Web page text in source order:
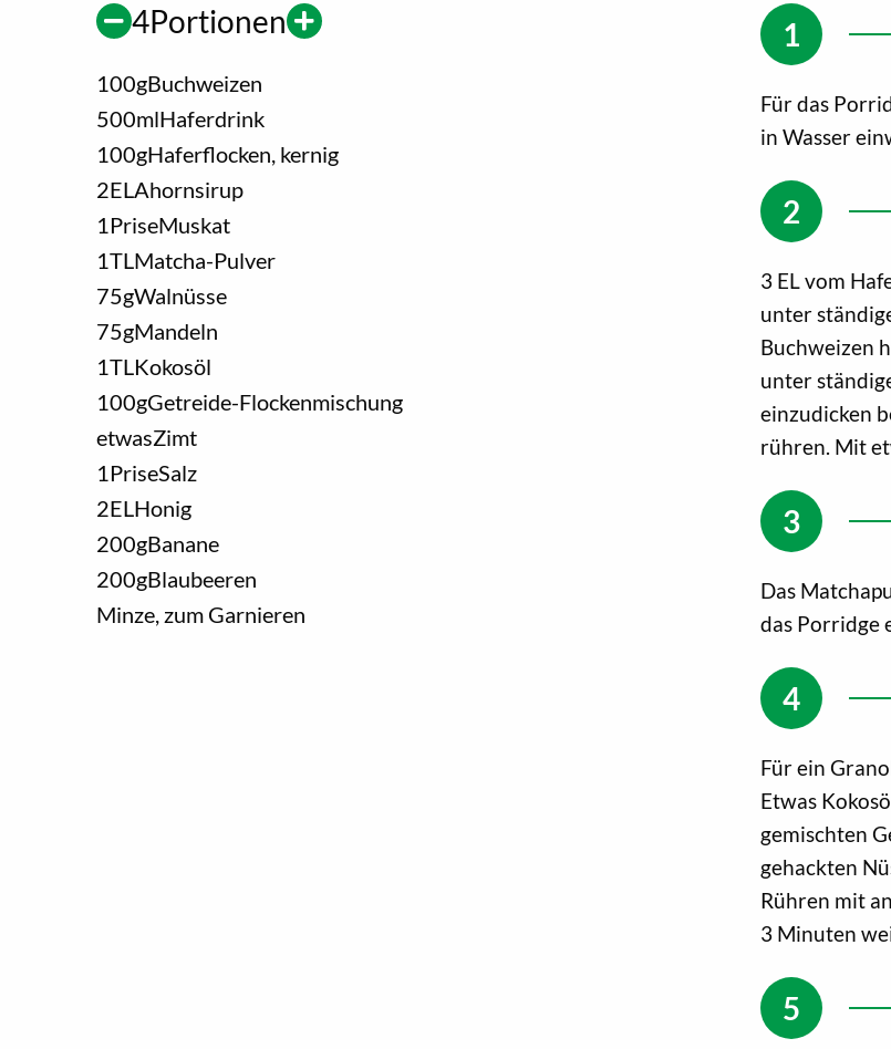
4Portionen
100gBuchweizen
500mlHaferdrink
100gHaferflocken, kernig
2EL Ahornsirup
1 PriseMuskat
1TL Matcha-Pulver
75gWalnüsse
75gMandeln
1TL Kokosöl
100gGetreide-Flockenmischung
etwasZimt
1 PriseSalz
2EL Honig
200gBanane
200gBlaubeeren
Minze, zum Garnieren
Für das
in Wasser
3 EL vom
unter
Buchweizen
unter
einzudicken
rühren. Mit
Das
das Porridge
Für ein
Etwas
gemischten
gehackten
Rühren mit
3 Minuten